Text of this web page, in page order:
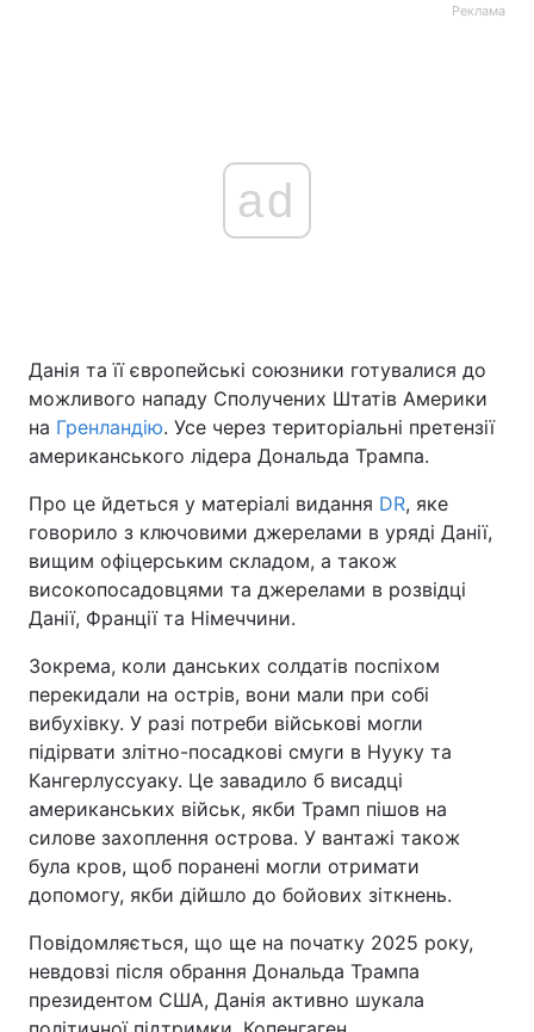
Реклама
ad
Данія та її європейські союзники готувалися до
можливого нападу Сполучених Штатів Америки
на Гренландію. Усе через територіальні претензії
американського лідера Дональда Трампа.
Про це йдеться у матеріалі видання DR, яке
говорило з ключовими джерелами в уряді Данії,
вищим офіцерським складом, а також
високопосадовцями та джерелами в розвідці
Данії, Франції та Німеччини.
Зокрема, коли данських солдатів поспіхом
перекидали на острів, вони мали при собі
вибухівку. У разі потреби військові могли
підірвати злітно-посадкові смуги в Нууку та
Кангерлуссуаку. Це завадило б висадці
американських військ, якби Трамп пішов на
силове захоплення острова. У вантажі також
була кров, щоб поранені могли отримати
допомогу, якби дійшло до бойових зіткнень.
Повідомляється, що ще на початку 2025 року,
невдовзі після обрання Дональда Трампа
президентом США, Данія активно шукала